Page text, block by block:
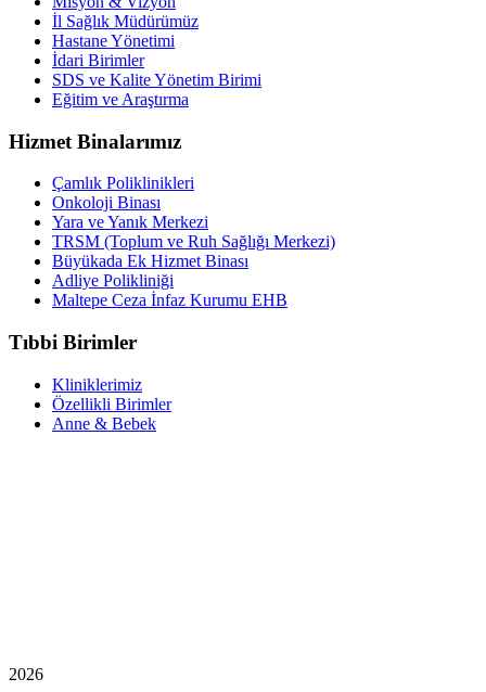
İl Sağlık Müdürümüz
Hastane Yönetimi
İdari Birimler
SDS ve Kalite Yönetim Birimi
Eğitim ve Araştırma
Hizmet Binalarımız
Çamlık Poliklinikleri
Onkoloji Binası
Yara ve Yanık Merkezi
TRSM (Toplum ve Ruh Sağlığı Merkezi)
Büyükada Ek Hizmet Binası
Adliye Polikliniği
Maltepe Ceza İnfaz Kurumu EHB
Tıbbi Birimler
Kliniklerimiz
Özellikli Birimler
Anne & Bebek
2026